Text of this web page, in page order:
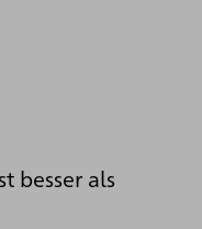
besser als